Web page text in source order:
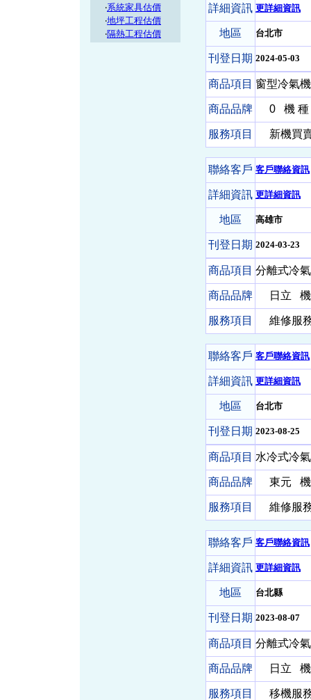
‧系統家具估價
‧地坪工程估價
‧隔熱工程估價
詳細資訊 更詳細資訊
地區 台北市
刊登日期 2024-05-03
商品項目 窗型冷氣
商品品牌 0 機
服務項目 新機買賣
聯絡客戶 客戶聯絡資訊
詳細資訊 更詳細資訊
地區 高雄市
刊登日期 2024-03-23
商品項目 分離式冷
商品品牌 日立
服務項目 維修服
聯絡客戶 客戶聯絡資訊
詳細資訊 更詳細資訊
地區 台北市
刊登日期 2023-08-25
商品項目 水冷式冷
商品品牌 東元
服務項目 維修服
聯絡客戶 客戶聯絡資訊
詳細資訊 更詳細資訊
地區 台北縣
刊登日期 2023-08-07
商品項目 分離式冷
商品品牌 日立
服務項目 移機服